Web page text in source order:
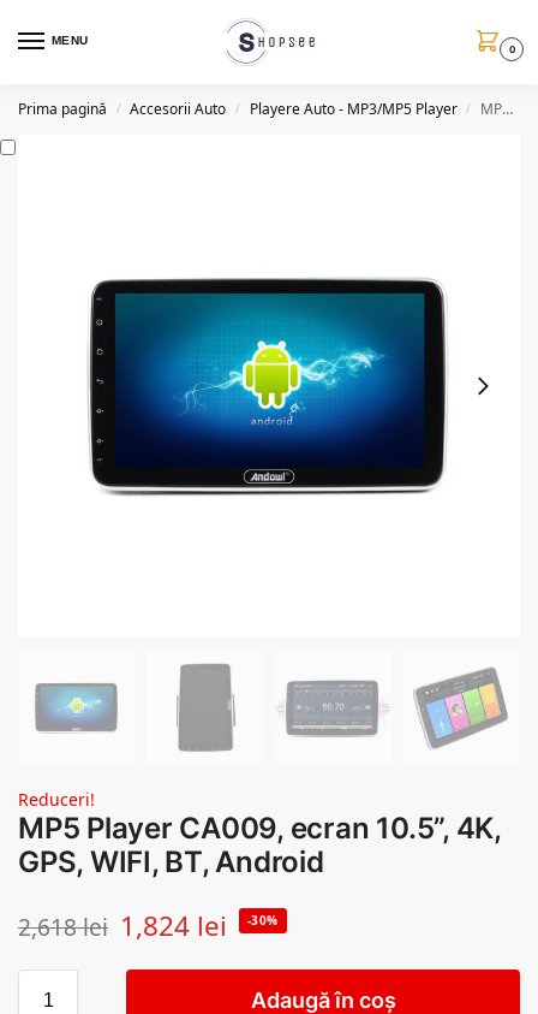
MENU
0
Prima pagină / Accesorii Auto / Playere Auto - MP3/MP5 Player / MP5 Player CA009, ecran 10.5”, 4K, GPS, WIFI, BT, Android
Reduceri!
MP5 Player CA009, ecran 10.5”, 4K,
GPS, WIFI, BT, Android
2,618lei 1,824 lei -30%
Adaugă în coș